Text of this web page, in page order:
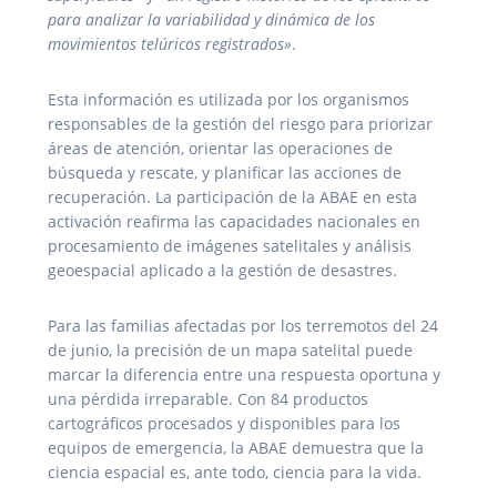
para analizar la variabilidad y dinámica de los
movimientos telúricos registrados».
Esta información es utilizada por los organismos
responsables de la gestión del riesgo para priorizar
áreas de atención, orientar las operaciones de
búsqueda y rescate, y planificar las acciones de
recuperación. La participación de la ABAE en esta
activación reafirma las capacidades nacionales en
procesamiento de imágenes satelitales y análisis
geoespacial aplicado a la gestión de desastres.
Para las familias afectadas por los terremotos del 24
de junio, la precisión de un mapa satelital puede
marcar la diferencia entre una respuesta oportuna y
una pérdida irreparable. Con 84 productos
cartográficos procesados y disponibles para los
equipos de emergencia, la ABAE demuestra que la
ciencia espacial es, ante todo, ciencia para la vida.